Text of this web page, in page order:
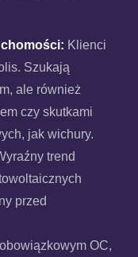
Klienci
Szukają
ale również
czy skutkami
jak wichury.
trend
przed
OC,